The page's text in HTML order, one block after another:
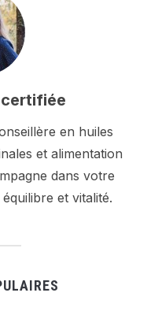
en huiles
et alimentation
dans votre
et vitalité.